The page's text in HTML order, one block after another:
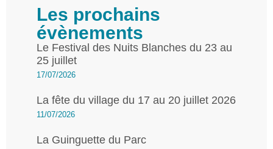
Les prochains
évènements
Le Festival des Nuits Blanches du 23 au
25 juillet
17/07/2026
La fête du village du 17 au 20 juillet 2026
11/07/2026
La Guinguette du Parc